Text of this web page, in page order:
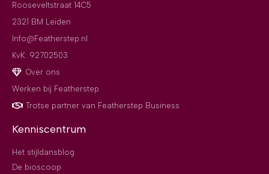
Rooseveltstraat 14C5
2321 BM Leiden
Info@Featherstep.nl
KvK: 92702503
Over ons
Werken bij Featherstep
Trotse partner van Featherstep Business
Kenniscentrum
Het stijldansblog
De bioscoop